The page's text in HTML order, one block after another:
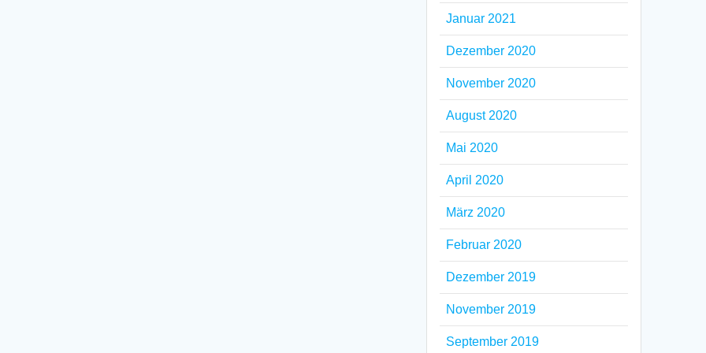
Januar 2021
Dezember 2020
November 2020
August 2020
Mai 2020
April 2020
März 2020
Februar 2020
Dezember 2019
November 2019
September 2019